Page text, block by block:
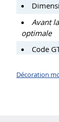
Avant
optimale
Code
Décoration